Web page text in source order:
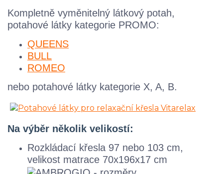
Kompletně vyměnitelný látkový potah,
potahové látky kategorie PROMO:
QUEENS
BULL
ROMEO
nebo potahové látky kategorie X, A, B.
Na výběr několik velikostí:
Rozkládací křesla 97 nebo 103 cm,
velikost matrace 70x196x17 cm